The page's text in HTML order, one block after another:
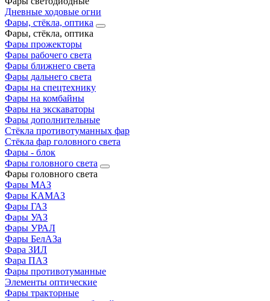
Дневные ходовые огни
Фары, стёкла, оптика
Фары, стёкла, оптика
Фары прожекторы
Фары рабочего света
Фары ближнего света
Фары дальнего света
Фары на спецтехнику
Фары на комбайны
Фары на экскаваторы
Фары дополнительные
Стёкла противотуманных фар
Стёкла фар головного света
Фары - блок
Фары головного света
Фары головного света
Фары МАЗ
Фары КАМАЗ
Фары ГАЗ
Фары УАЗ
Фары УРАЛ
Фары БелАЗа
Фара ЗИЛ
Фара ПАЗ
Фары противотуманные
Элементы оптические
Фары тракторные